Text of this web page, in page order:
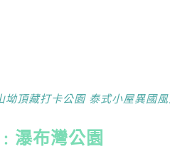
坳頂藏打卡公園 泰式小屋異國
瀑布灣公園